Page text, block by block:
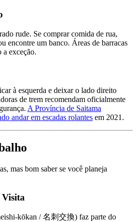
rude. Se comprar comida de rua,
encontre um banco. Áreas de barracas
a exceção.
à esquerda e deixar o lado direito
de trem recomendam oficialmente
A Província de Saitama
andar em escadas rolantes em 2021.
mas bom saber se você planeja
Visita
kōkan / 名刺交換) faz parte do